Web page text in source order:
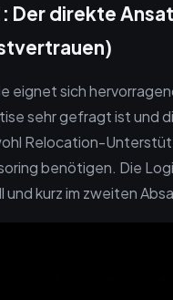
Der direkte
eignet sich
sehr gefragt ist und
Relocation-
benötigen. Die
und kurz im zweiten